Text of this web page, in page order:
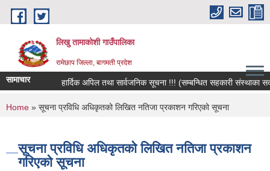
Skip to main content
लिखु तामाकोशी गाउँपालिका
रामेछाप जिल्ला, बागमती प्रदेश
सामाचार हार्दिक अपिल तथा सार्वजनिक सूचना !!! (सम्बन्धित सहकारी संस्थाका
You are here
Home » सूचना प्रविधि अधिकृतको लिखित नतिजा प्रकाशन गरिएको सूचना
सूचना प्रविधि अधिकृतको लिखित नतिजा प्रकाशन
गरिएको सूचना